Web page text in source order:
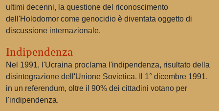
ultimi decenni, la questione del riconoscimento
dell'Holodomor come genocidio è diventata oggetto di
discussione internazionale.
Indipendenza
Nel 1991, l'Ucraina proclama l'indipendenza, risultato della
disintegrazione dell'Unione Sovietica. Il 1° dicembre 1991,
in un referendum, oltre il 90% dei cittadini votano per
l'indipendenza.